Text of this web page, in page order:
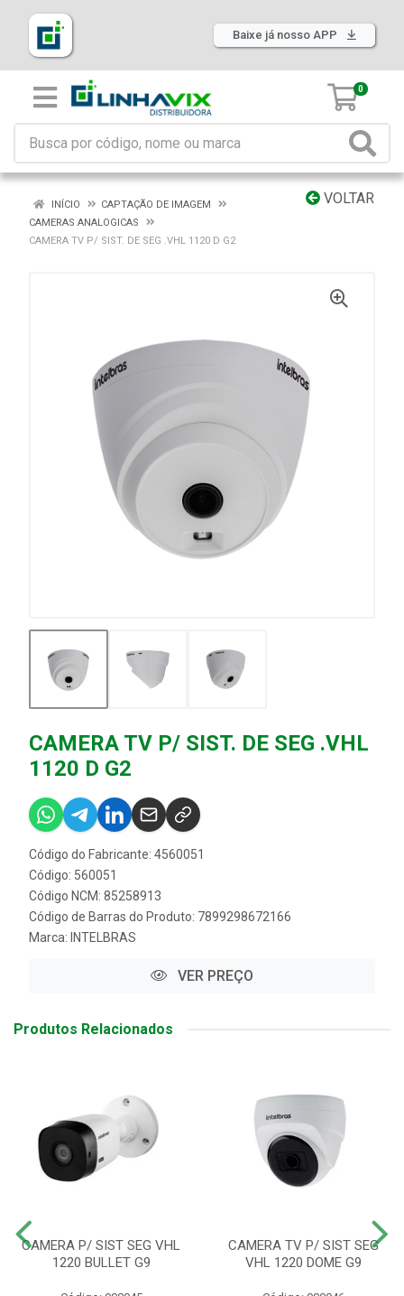
Baixe já nosso APP
0
VOLTAR
INÍCIO
CAPTAÇÃO DE IMAGEM
CAMERAS ANALOGICAS
CAMERA TV P/ SIST. DE SEG .VHL 1120 D G2
CAMERA TV P/ SIST. DE SEG .VHL
1120 D G2
Código do Fabricante: 4560051
Código: 560051
Código NCM: 85258913
Código de Barras do Produto: 7899298672166
Marca: INTELBRAS
VER PREÇO
Produtos Relacionados
CAMERA P/ SIST SEG VHL
1220 BULLET G9
CAMERA TV P/ SIST SEG
VHL 1220 DOME G9